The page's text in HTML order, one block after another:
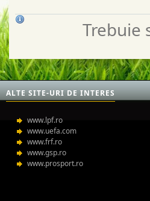
Trebuie
ALTE SITE-URI DE INTERES
www.lpf.ro
www.uefa.com
www.frf.ro
www.gsp.ro
www.prosport.ro